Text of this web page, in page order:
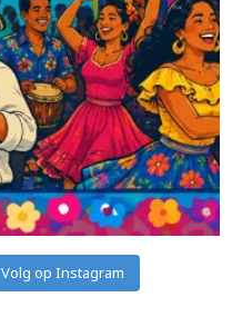
Volg op Instagram